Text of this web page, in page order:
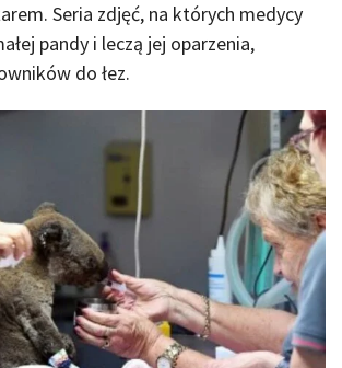
Seria zdjęć, na których medycy
pandy i leczą jej oparzenia,
do łez.